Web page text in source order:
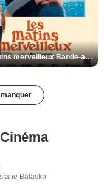
Les Matins merveilleux Bande-annonce VF
Balasko